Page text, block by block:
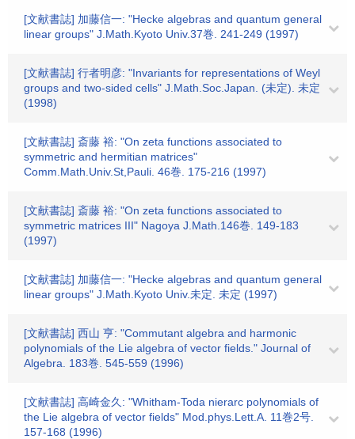
[文献書誌] 加藤信一: "Hecke algebras and quantum general
linear groups" J.Math.Kyoto Univ.37巻. 241-249 (1997)
[文献書誌] 行者明彦: "Invariants for representations of Weyl
groups and two-sided cells" J.Math.Soc.Japan. (未定). 未定
(1998)
[文献書誌] 斎藤 裕: "On zeta functions associated to
symmetric and hermitian matrices"
Comm.Math.Univ.St,Pauli. 46巻. 175-216 (1997)
[文献書誌] 斎藤 裕: "On zeta functions associated to
symmetric matrices III" Nagoya J.Math.146巻. 149-183
(1997)
[文献書誌] 加藤信一: "Hecke algebras and quantum general
linear groups" J.Math.Kyoto Univ.未定. 未定 (1997)
[文献書誌] 西山 亨: "Commutant algebra and harmonic
polynomials of the Lie algebra of vector fields." Journal of
Algebra. 183巻. 545-559 (1996)
[文献書誌] 高崎金久: "Whitham-Toda nierarc polynomials of
the Lie algebra of vector fields" Mod.phys.Lett.A. 11巻2号.
157-168 (1996)